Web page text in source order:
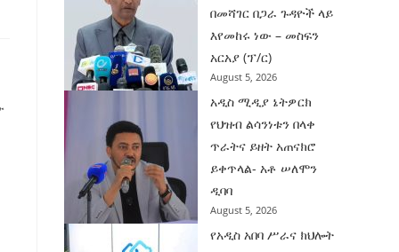
በመሻገር በጋራ ጉዳዮች ላይ
እየመከሩ ነው – መስፍን
አርአያ (ፕ/ር)
August 5, 2026
አዲስ ሚዲያ ኔትዎርክ
የህዝብ ልሳንነቱን በላቀ
ጥራትና ይዘት አጠናክሮ
ይቀጥላል- አቶ ሠለሞን
ዲባባ
August 5, 2026
የአዲስ አበባ ሥራና ክህሎት